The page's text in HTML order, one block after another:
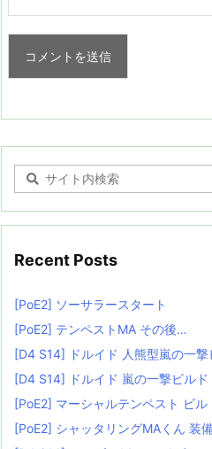
Recent Posts
[PoE2] ソーサラースタート
[PoE2] テンペストMA その後…
[D4 S14] ドルイド 人熊型嵐の一撃
[D4 S14] ドルイド 嵐の一撃ビルド
[PoE2] マーシャルテンペスト ビ
[PoE2] シャッタリングMAくん 装